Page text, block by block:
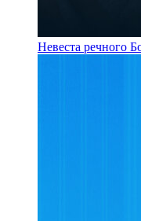
Невеста речного